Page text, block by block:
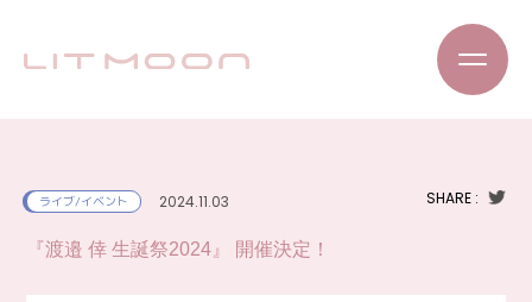
ライブ/イベント 2024.11.03 SHARE :
『渡邉 倖 生誕祭2024』 開催決定！